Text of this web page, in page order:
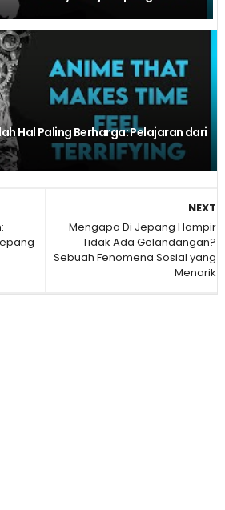
Hal Paling Berharga: Pelajaran dari
NEXT
Mengapa Di Jepang Hampir
Tidak Ada Gelandangan?
Sebuah Fenomena Sosial yang
Menarik